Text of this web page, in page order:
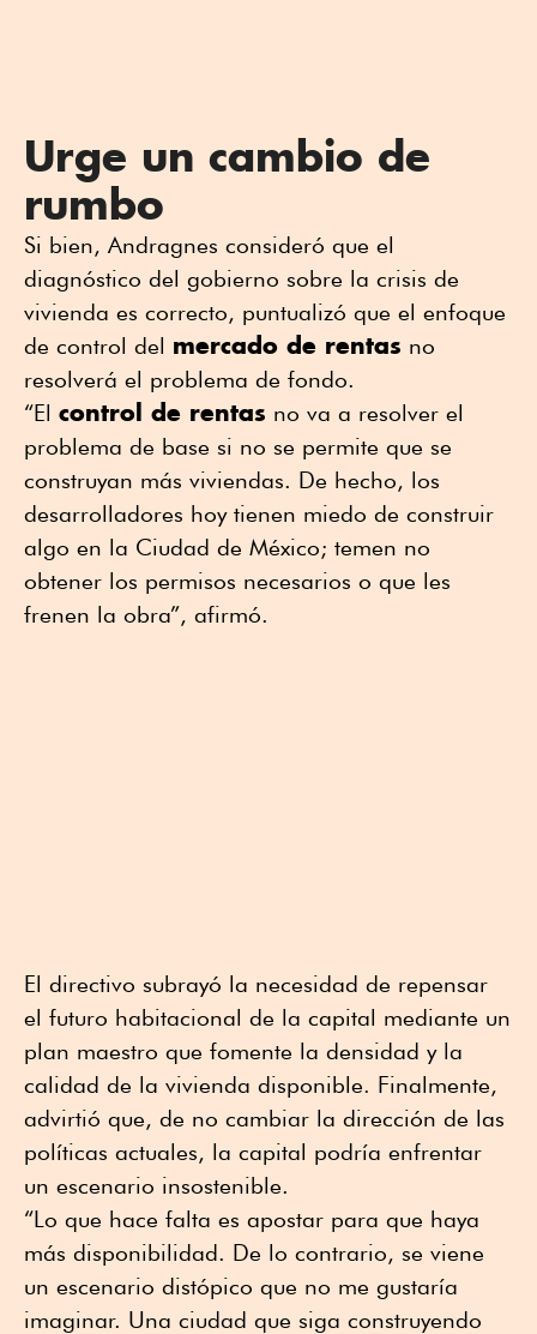
Urge un cambio de
rumbo
Si bien, Andragnes consideró que el
diagnóstico del gobierno sobre la crisis de
vivienda es correcto, puntualizó que el enfoque
de control del mercado de rentas no
resolverá el problema de fondo.
“El control de rentas no va a resolver el
problema de base si no se permite que se
construyan más viviendas. De hecho, los
desarrolladores hoy tienen miedo de construir
algo en la Ciudad de México; temen no
obtener los permisos necesarios o que les
frenen la obra”, afirmó.
El directivo subrayó la necesidad de repensar
el futuro habitacional de la capital mediante un
plan maestro que fomente la densidad y la
calidad de la vivienda disponible. Finalmente,
advirtió que, de no cambiar la dirección de las
políticas actuales, la capital podría enfrentar
un escenario insostenible.
“Lo que hace falta es apostar para que haya
más disponibilidad. De lo contrario, se viene
un escenario distópico que no me gustaría
imaginar. Una ciudad que siga construyendo